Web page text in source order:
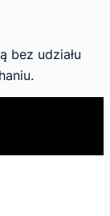
bez udziału